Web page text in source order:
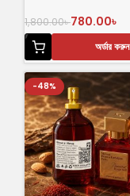
1,800.00৳780.00৳
অর্ডার করুন
-48%